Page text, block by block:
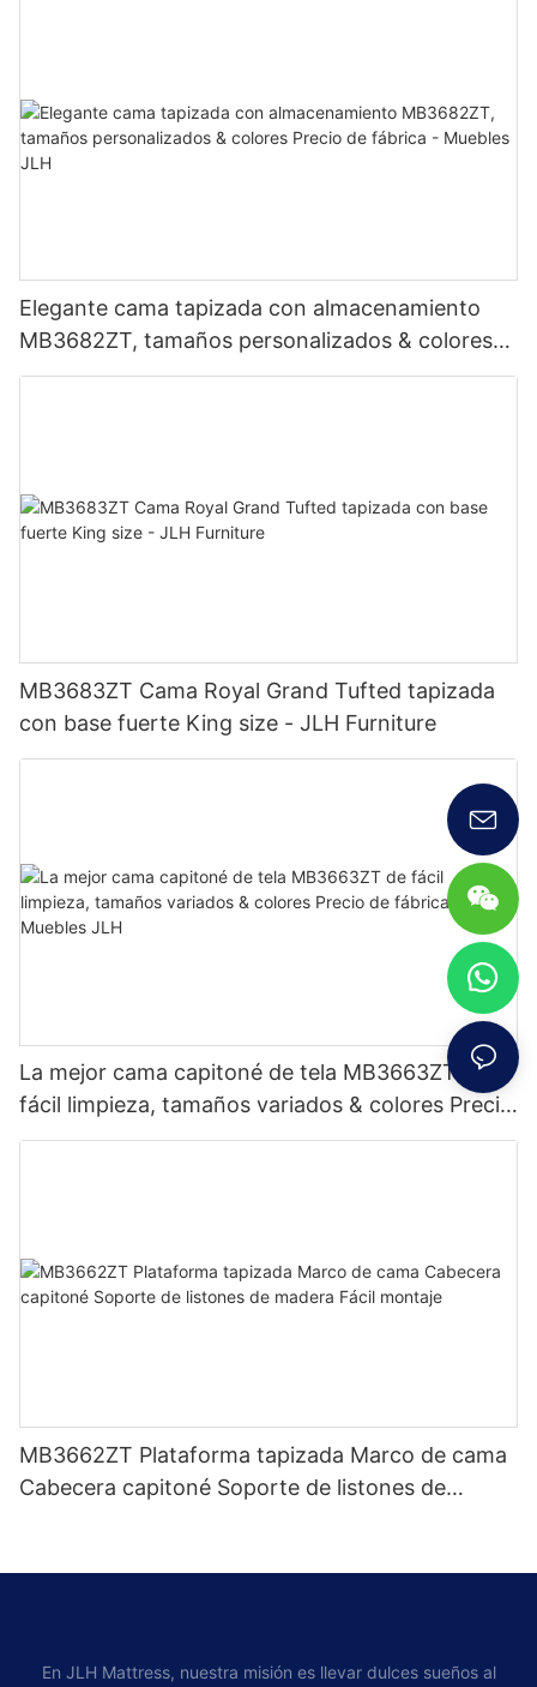
Elegante cama tapizada con almacenamiento
MB3682ZT, tamaños personalizados & colores
Precio de fábrica - Muebles JLH
MB3683ZT Cama Royal Grand Tufted tapizada
con base fuerte King size - JLH Furniture
La mejor cama capitoné de tela MB3663ZT de
fácil limpieza, tamaños variados & colores Precio
de fábrica - Muebles JLH
MB3662ZT Plataforma tapizada Marco de cama
Cabecera capitoné Soporte de listones de
En JLH Mattress, nuestra misión es llevar dulces sueños al